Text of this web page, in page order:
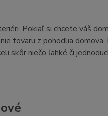
Pokiaľ si chcete váš
tovaru z pohodlia
skôr niečo ľahké či